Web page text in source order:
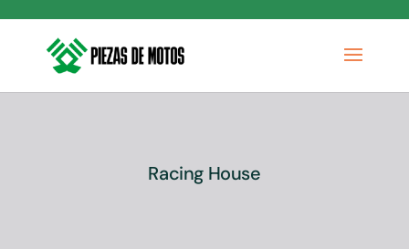
Racing House